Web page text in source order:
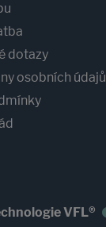
dotazy
osobních údajů
VFL®